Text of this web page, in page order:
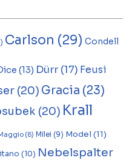
Carlson (29) Condell
(13) Dürr (17) Feusi
(20) Gracia (23)
(20) Krall
(8) Milei (9) Model (11)
(10) Nebelspalter